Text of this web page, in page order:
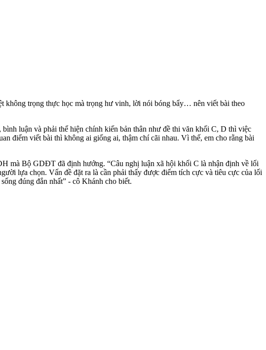
không trọng thực học mà trọng hư vinh, lời nói bóng bẩy… nên viết bài theo
luận và phải thể hiện chính kiến bản thân như đề thi văn khối C, D thì việc
điểm viết bài thì không ai giống ai, thậm chí cãi nhau. Vì thế, em cho rằng bài
mà Bộ GDĐT đã định hướng. “Câu nghị luận xã hội khối C là nhận định về lối
lựa chọn. Vấn đề đặt ra là cần phải thấy được điểm tích cực và tiêu cực của lối
đúng đắn nhất” - cô Khánh cho biết.